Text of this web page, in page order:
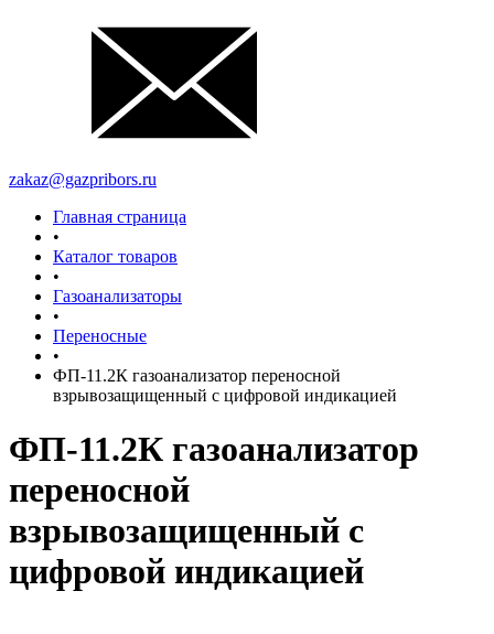
zakaz@gazpribors.ru
Главная страница
•
Каталог товаров
•
Газоанализаторы
•
Переносные
•
ФП-11.2К газоанализатор переносной
взрывозащищенный с цифровой индикацией
ФП-11.2К газоанализатор
переносной
взрывозащищенный с
цифровой индикацией